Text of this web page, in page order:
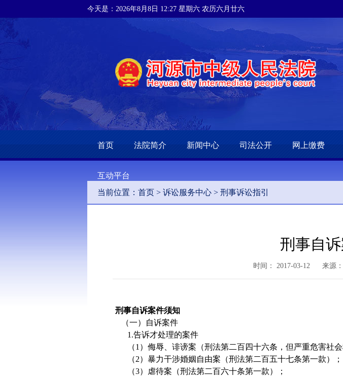
今天是：2026年8月8日 12:27 星期六 农历六月廿六
首页 法院简介 新闻中心 司法公开 网上缴费
互动平台
当前位置： 首页 > 诉讼服务中心 > 刑事诉讼指引
刑事自
时间： 2017-03-12 来源
刑事自诉案件须知
（一）自诉案件
1.告诉才处理的案件
（1 ）侮辱、诽谤案（刑法第二百四十六条，但严重危害社
（2）暴力干涉婚姻自由案（刑法第二百五十七条第一款）；
（3）虐待案（刑法第二百六十条第一款）；